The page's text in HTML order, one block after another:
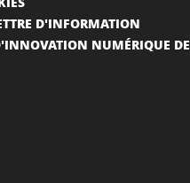
D'INFORMATION
NUMÉRIQUE DE